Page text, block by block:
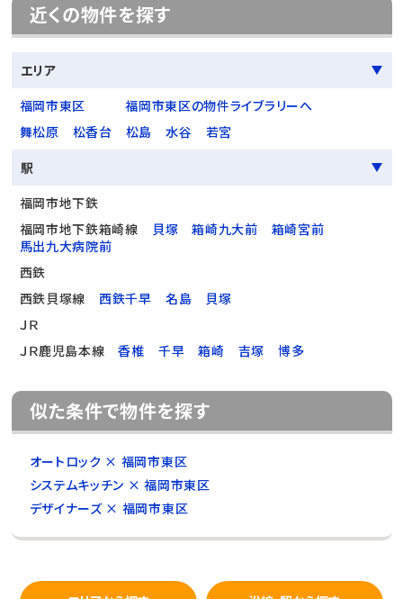
近くの物件を探す
エリア
福岡市東区
福岡市東区の物件ライブラリーへ
舞松原
松香台 松島 水谷
若宮
駅
福岡市地下鉄
福岡市地下鉄箱崎線
貝塚 箱崎九大前
箱崎宮前
馬出九大病院前
西鉄
西鉄貝塚線
西鉄千早 名島
貝塚
ＪＲ
ＪＲ鹿児島本線
香椎 千早 箱崎 吉塚 博多
似た条件で物件を探す
オートロック × 福岡市東区
システムキッチン × 福岡市東区
デザイナーズ × 福岡市東区